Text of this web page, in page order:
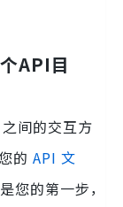
API目
间的交互方
的 API 文
您的第一步，